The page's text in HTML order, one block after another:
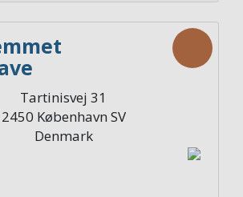
1. sal
Tartinisvej 31
2450 København SV
Denmark